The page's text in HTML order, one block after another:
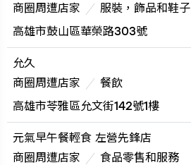
商圈周遭店家
服裝，飾品和鞋子
高雄市鼓山區華榮路303號
允久
商圈周遭店家
餐飲
高雄市苓雅區允文街142號1樓
元氣早午餐輕食 左營先鋒店
商圈周遭店家
食品零售和服務